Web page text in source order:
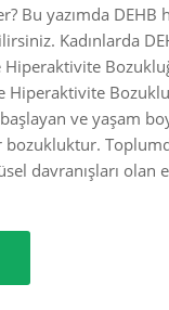
Bu yazımda DEHB
Kadınlarda
Hiperaktivite
Hiperaktivite
ve yaşam
davranışları olan